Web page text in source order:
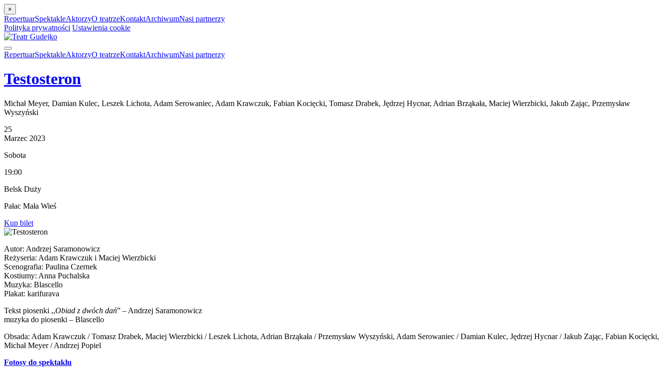
×
RepertuarSpektakleAktorzyO teatrzeKontaktArchiwumNasi partnerzy
Polityka prywatności Ustawienia cookie
RepertuarSpektakleAktorzyO teatrzeKontaktArchiwumNasi partnerzy
Testosteron
Michał Meyer, Damian Kulec, Leszek Lichota, Adam Serowaniec, Adam Krawczuk, Fabian Kocięcki, Tomasz Drabek, Jędrzej Hycnar, Adrian Brząkała, Maciej Wierzbicki, Jakub Zając, Przemysław
Wyszyński
25
Marzec 2023
Sobota
19:00
Belsk Duży
Pałac Mała Wieś
Kup bilet
Autor: Andrzej Saramonowicz
Reżyseria: Adam Krawczuk i Maciej Wierzbicki
Scenografia: Paulina Czernek
Kostiumy: Anna Puchalska
Muzyka: Blascello
Plakat: karifurava
Tekst piosenki ,,Obiad z dwóch dań” – Andrzej Saramonowicz
muzyka do piosenki – Blascello
Obsada: Adam Krawczuk / Tomasz Drabek, Maciej Wierzbicki / Leszek Lichota, Adrian Brząkała / Przemysław Wyszyński, Adam Serowaniec / Damian Kulec, Jędrzej Hycnar / Jakub Zając, Fabian Kocięcki,
Michał Meyer / Andrzej Popiel
Fotosy do spektaklu